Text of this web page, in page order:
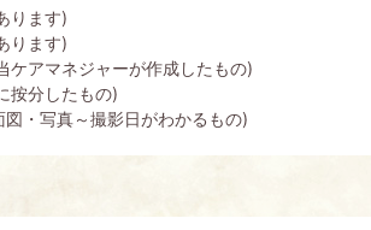
ります)
ります)
ケアマネジャーが作成したもの)
按分したもの)
・写真～撮影日がわかるもの)